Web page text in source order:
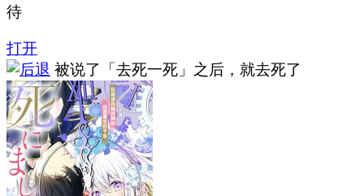
待
打开
被说了「去死一死」之后，就去死了